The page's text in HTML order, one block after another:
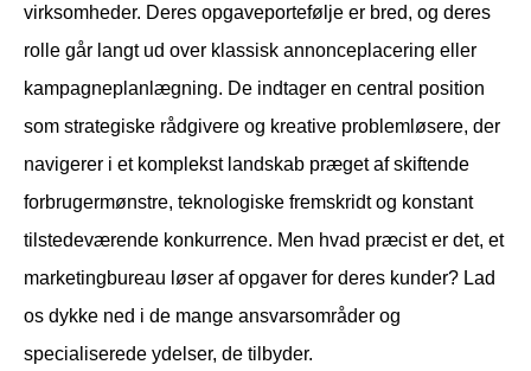
virksomheder. Deres opgaveportefølje er bred, og deres
rolle går langt ud over klassisk annonceplacering eller
kampagneplanlægning. De indtager en central position
som strategiske rådgivere og kreative problemløsere, der
navigerer i et komplekst landskab præget af skiftende
forbrugermønstre, teknologiske fremskridt og konstant
tilstedeværende konkurrence. Men hvad præcist er det, et
marketingbureau løser af opgaver for deres kunder? Lad
os dykke ned i de mange ansvarsområder og
specialiserede ydelser, de tilbyder.